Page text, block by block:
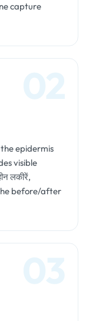
capture
epidermis
visible
लकीरें,
before/after